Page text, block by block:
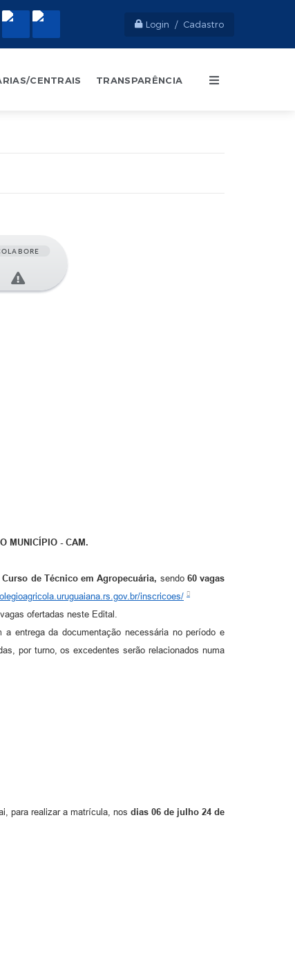
Login / Cadastro
CENTRAIS TRANSPARÊNCIA
MUNICÍPIO - CAM.
Curso de Técnico em Agropecuária, sendo 60 vagas
inscricoes/
ofertadas neste Edital.
entrega da documentação necessária no período e
por turno, os excedentes serão relacionados numa
para realizar a matrícula, nos dias 06 de julho 24 de